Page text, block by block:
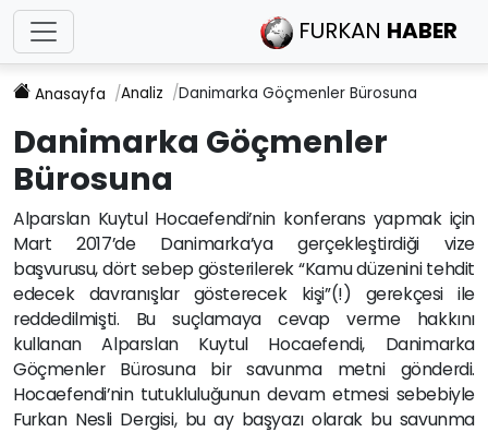
FURKAN HABER
Anasayfa Analiz Danimarka Göçmenler Bürosuna
Danimarka Göçmenler
Bürosuna
Alparslan Kuytul Hocaefendi’nin konferans yapmak için
Mart 2017’de Danimarka’ya gerçekleştirdiği vize
başvurusu, dört sebep gösterilerek “Kamu düzenini tehdit
edecek davranışlar gösterecek kişi”(!) gerekçesi ile
reddedilmişti. Bu suçlamaya cevap verme hakkını
kullanan Alparslan Kuytul Hocaefendi, Danimarka
Göçmenler Bürosuna bir savunma metni gönderdi.
Hocaefendi’nin tutukluluğunun devam etmesi sebebiyle
Furkan Nesli Dergisi, bu ay başyazı olarak bu savunma